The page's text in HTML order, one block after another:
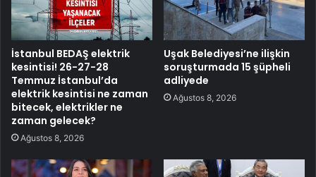
İstanbul BEDAŞ elektrik
kesintisi! 26-27-28
Temmuz İstanbul’da
elektrik kesintisi ne zaman
bitecek, elektrikler ne
zaman gelecek?
Ağustos 8, 2026
Uşak Belediyesi’ne ilişkin
soruşturmada 15 şüpheli
adliyede
Ağustos 8, 2026